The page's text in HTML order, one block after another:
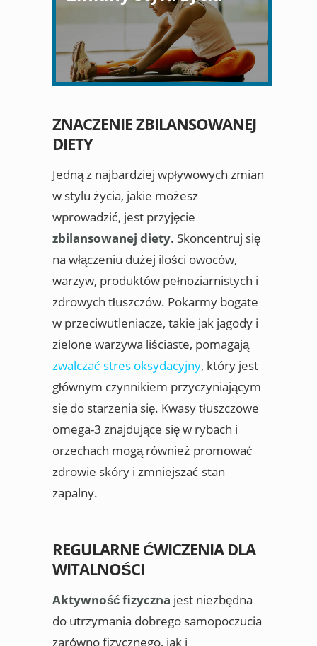
ZNACZENIE ZBILANSOWANEJ
DIETY
Jedną z najbardziej wpływowych zmian
w stylu życia, jakie możesz
wprowadzić, jest przyjęcie
zbilansowanej diety. Skoncentruj się
na włączeniu dużej ilości owoców,
warzyw, produktów pełnoziarnistych i
zdrowych tłuszczów. Pokarmy bogate
w przeciwutleniacze, takie jak jagody i
zielone warzywa liściaste, pomagają
zwalczać stres oksydacyjny, który jest
głównym czynnikiem przyczyniającym
się do starzenia się. Kwasy tłuszczowe
omega-3 znajdujące się w rybach i
orzechach mogą również promować
zdrowie skóry i zmniejszać stan
zapalny.
REGULARNE ĆWICZENIA DLA
WITALNOŚCI
Aktywność fizyczna jest niezbędna
do utrzymania dobrego samopoczucia
zarówno fizycznego, jak i